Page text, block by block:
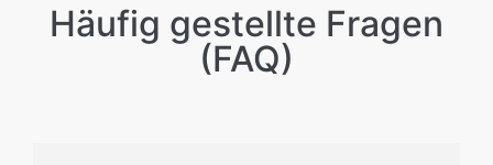
Häufig gestellte Fragen
(FAQ)